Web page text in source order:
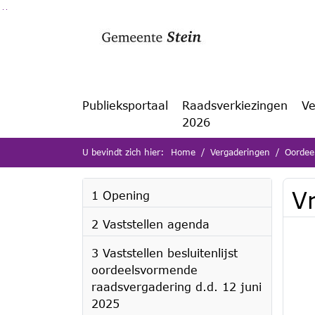
Publieksportaal
Raadsverkiezingen
2026
U bevindt zich hier: Home Vergaderingen
1 Opening
2 Vaststellen agenda
3 Vaststellen besluitenlijst
oordeelsvormende
raadsvergadering d.d. 12 juni
2025